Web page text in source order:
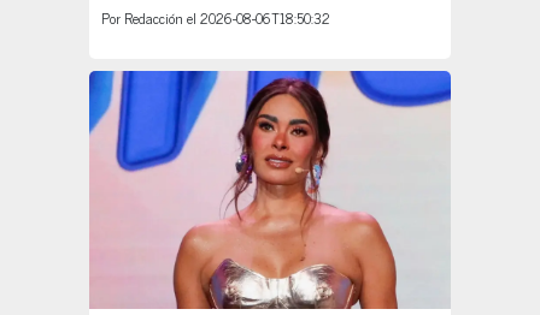
Por Redacción el 2026-08-06T18:50:32